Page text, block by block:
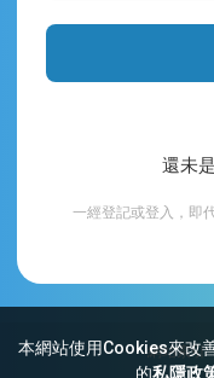
本網站使用Cookies來改
的私隱政
還未
一經登記或登入，即
網站索引